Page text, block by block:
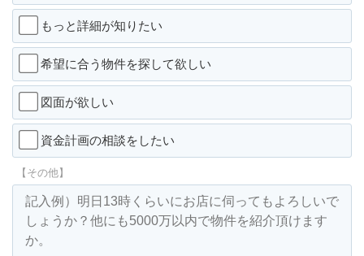
もっと詳細が知りたい
希望に合う物件を探して欲しい
図面が欲しい
資金計画の相談をしたい
【その他】